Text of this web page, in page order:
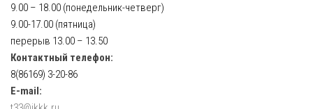
9.00 – 18.00 (понедельник-четверг)
9.00-17.00 (пятница)
перерыв 13.00 – 13.50
Контактный телефон:
8(86169) 3-20-86
E-mail: